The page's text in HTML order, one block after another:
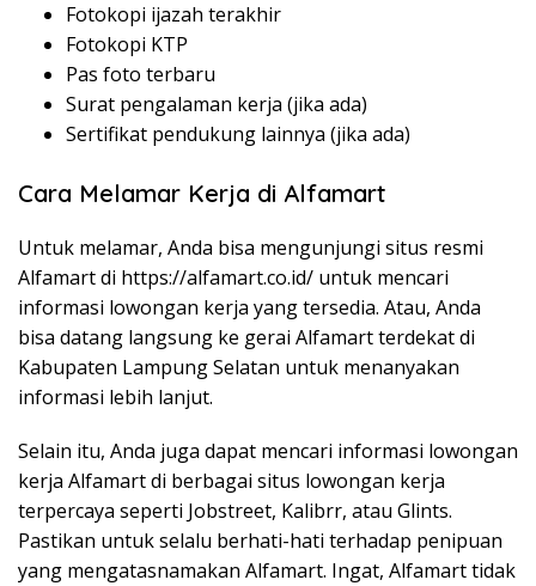
Fotokopi ijazah terakhir
Fotokopi KTP
Pas foto terbaru
Surat pengalaman kerja (jika ada)
Sertifikat pendukung lainnya (jika ada)
Cara Melamar Kerja di Alfamart
Untuk melamar, Anda bisa mengunjungi situs resmi
Alfamart di https://alfamart.co.id/ untuk mencari
informasi lowongan kerja yang tersedia. Atau, Anda
bisa datang langsung ke gerai Alfamart terdekat di
Kabupaten Lampung Selatan untuk menanyakan
informasi lebih lanjut.
Selain itu, Anda juga dapat mencari informasi lowongan
kerja Alfamart di berbagai situs lowongan kerja
terpercaya seperti Jobstreet, Kalibrr, atau Glints.
Pastikan untuk selalu berhati-hati terhadap penipuan
yang mengatasnamakan Alfamart. Ingat, Alfamart tidak